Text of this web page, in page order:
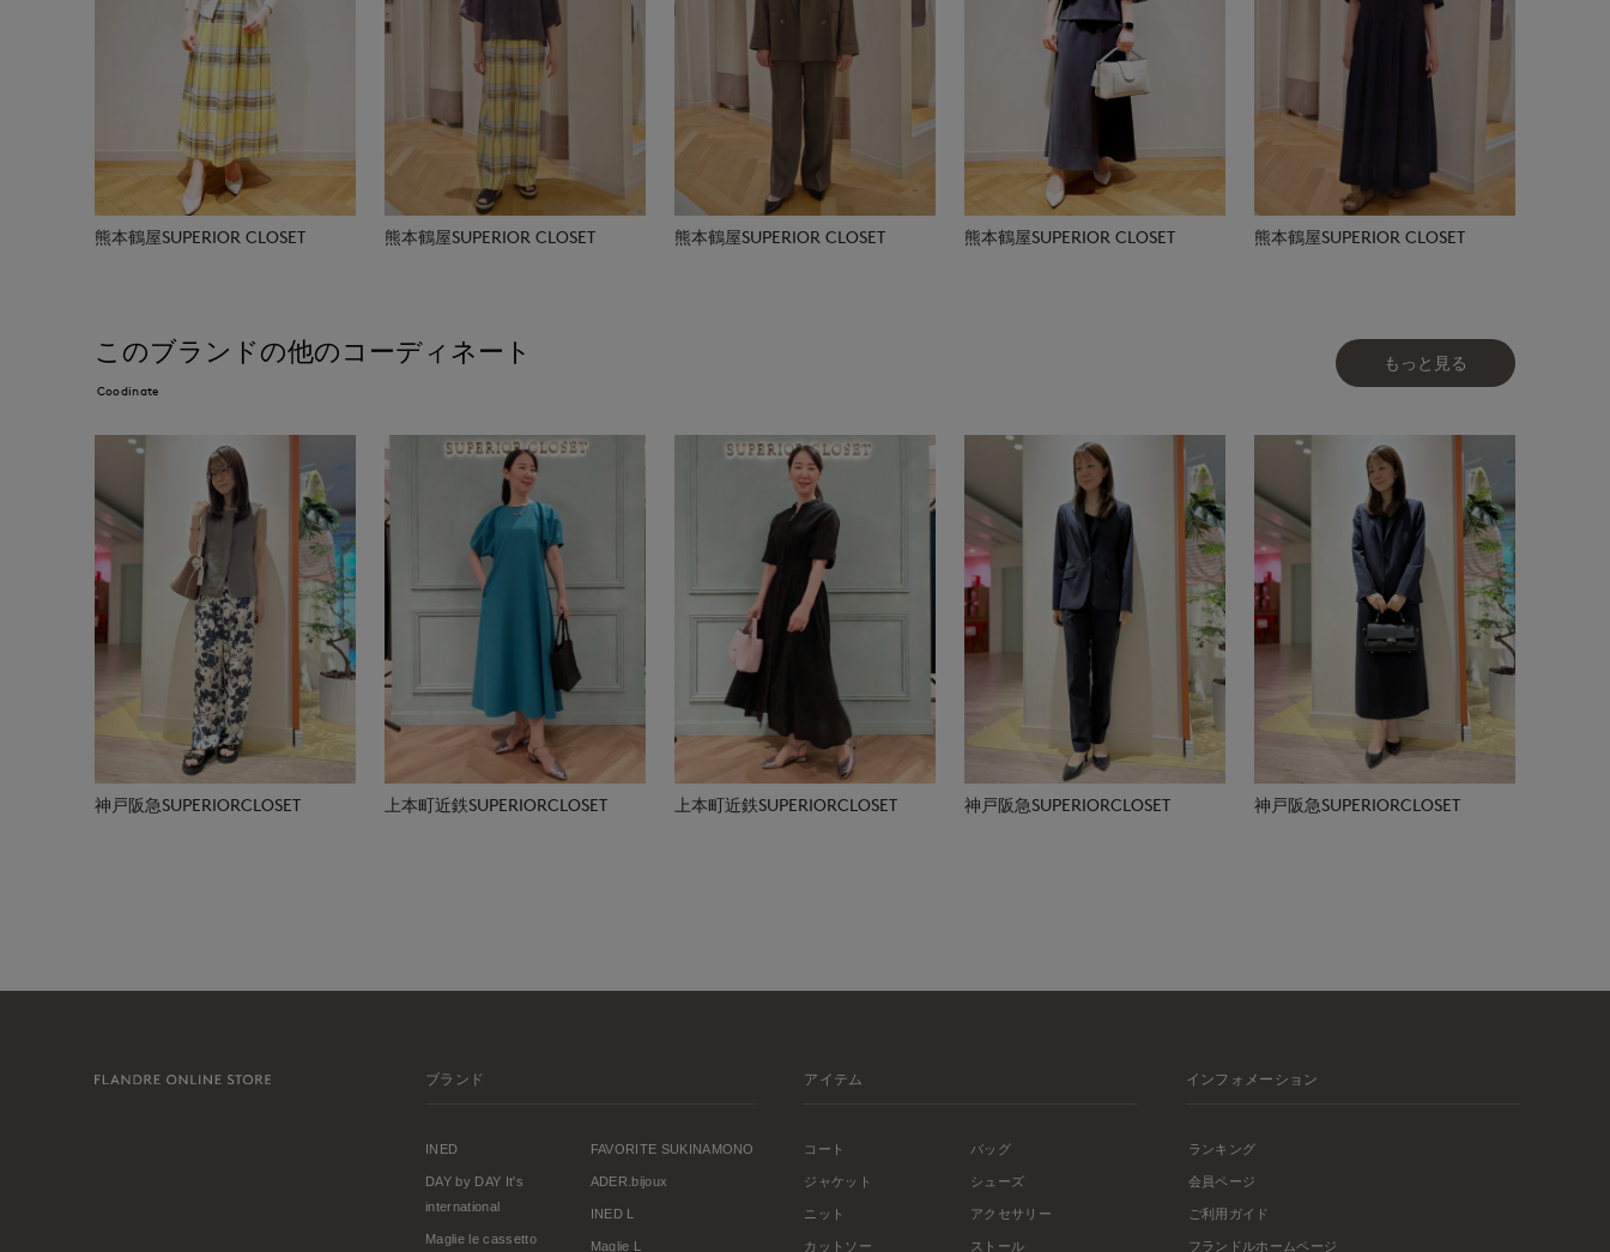
熊本鶴屋SUPERIOR CLOSET 熊本鶴屋SUPERIOR CLOSET 熊本鶴屋SUPERIOR CLOSET 熊本鶴屋SUPERIOR CLOSET 熊本鶴屋SUPERIOR CLOSET
このブランドの他のコーディネート
Coodinate
もっと見る
神戸阪急SUPERIORCLOSET 上本町近鉄SUPERIORCLOSET 上本町近鉄SUPERIORCLOSET 神戸阪急SUPERIORCLOSET 神戸阪急SUPERIORCLOSET
ブランド
INED
DAY by DAY It's
international
Maglie le cassetto
FAVORITE SUKINAMONO
ADER.bijoux
INED L
Maglie L
アイテム
コート
ジャケット
ニット
カットソー
バッグ
シューズ
アクセサリー
ストール
インフォメーション
ランキング
会員ページ
ご利用ガイド
フランドルホームページ